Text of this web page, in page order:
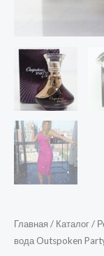
Главная / Каталог/
вода Outspoken